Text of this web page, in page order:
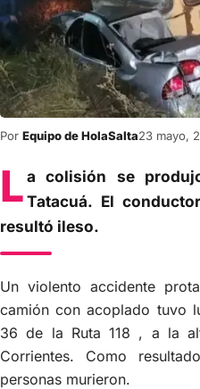
Por Equipo de HolaSalta23 mayo,
La colisión se
Tatacuá. El
resultó ileso.
Un violento accidente
camión con acoplado tuvo
36 de la Ruta 118 , a la
Corrientes. Como
personas murieron.